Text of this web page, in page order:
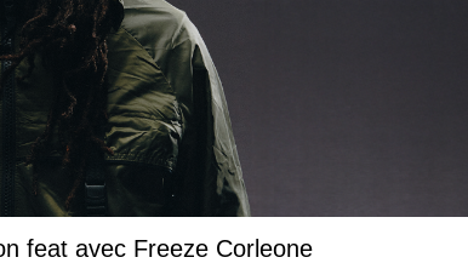
feat avec Freeze Corleone